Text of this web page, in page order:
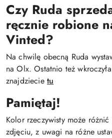
Czy Ruda
ręcznie robione
Vinted?
Na chwilę obecną Ruda
na Olx. Ostatnio też
znajdziecie tu
Pamiętaj!
Kolor rzeczywisty może
zdjęciu, z uwagi na różne